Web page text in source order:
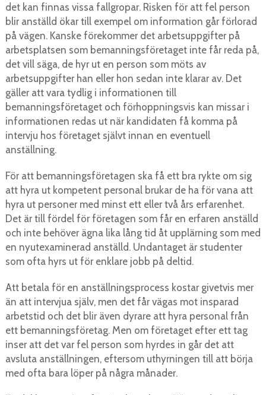
det kan finnas vissa fallgropar. Risken för att fel person
blir anställd ökar till exempel om information går förlorad
på vägen. Kanske förekommer det arbetsuppgifter på
arbetsplatsen som bemanningsföretaget inte får reda på,
det vill säga, de hyr ut en person som möts av
arbetsuppgifter han eller hon sedan inte klarar av. Det
gäller att vara tydlig i informationen till
bemanningsföretaget och förhoppningsvis kan missar i
informationen redas ut när kandidaten få komma på
intervju hos företaget självt innan en eventuell
anställning.
För att bemanningsföretagen ska få ett bra rykte om sig
att hyra ut kompetent personal brukar de ha för vana att
hyra ut personer med minst ett eller två års erfarenhet.
Det är till fördel för företagen som får en erfaren anställd
och inte behöver ägna lika lång tid åt upplärning som med
en nyutexaminerad anställd. Undantaget är studenter
som ofta hyrs ut för enklare jobb på deltid.
Att betala för en anställningsprocess kostar givetvis mer
än att intervjua själv, men det får vägas mot insparad
arbetstid och det blir även dyrare att hyra personal från
ett bemanningsföretag. Men om företaget efter ett tag
inser att det var fel person som hyrdes in går det att
avsluta anställningen, eftersom uthyrningen till att börja
med ofta bara löper på några månader.